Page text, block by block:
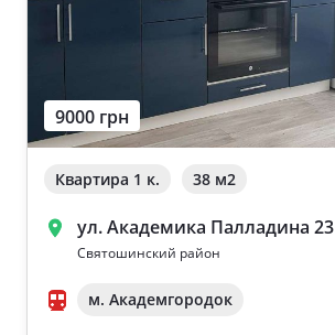
9000 грн
Квартира 1 к. 38 м2
ул. Академика Палладина 23
Святошинский район
м. Академгородок